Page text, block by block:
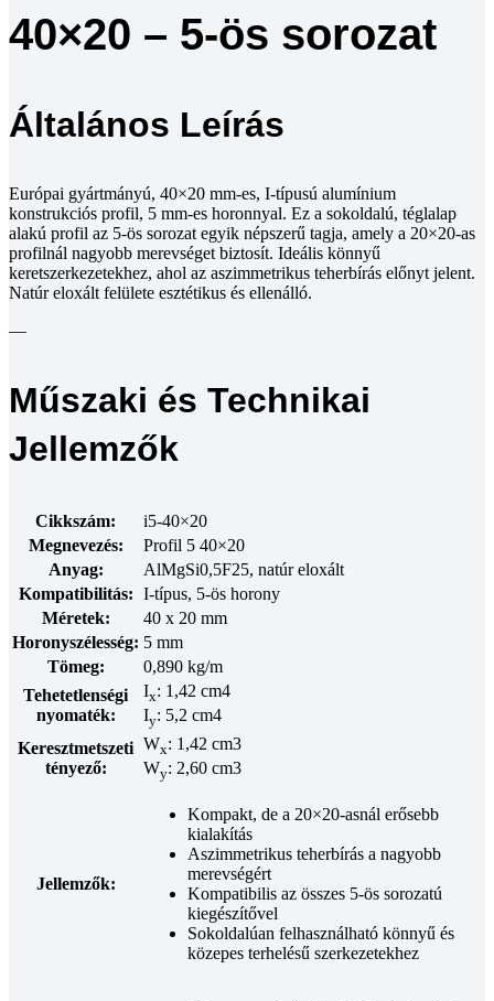
40×20 – 5-ös sorozat
Általános Leírás
Európai gyártmányú, 40×20 mm-es, I-típusú alumínium
konstrukciós profil, 5 mm-es horonnyal. Ez a sokoldalú, téglalap
alakú profil az 5-ös sorozat egyik népszerű tagja, amely a 20×20-as
profilnál nagyobb merevséget biztosít. Ideális könnyű
keretszerkezetekhez, ahol az aszimmetrikus teherbírás előnyt jelent.
Natúr eloxált felülete esztétikus és ellenálló.
—
Műszaki és Technikai
Jellemzők
Cikkszám:
i5-40×20
Megnevezés:
Profil 5 40×20
Anyag:
AlMgSi0,5F25, natúr eloxált
Kompatibilitás: I-típus, 5-ös horony
Méretek:
40 x 20 mm
Horonyszélesség: 5 mm
Tömeg:
0,890 kg/m
Tehetetlenségi
nyomaték:
Ix: 1,42 cm4
Iy: 5,2 cm4
Keresztmetszeti
tényező:
Wx: 1,42 cm3
Wy: 2,60 cm3
Jellemzők:
Kompakt, de a 20×20-asnál erősebb
kialakítás
Aszimmetrikus teherbírás a nagyobb
merevségért
Kompatibilis az összes 5-ös sorozatú
kiegészítővel
Sokoldalúan felhasználható könnyű és
közepes terhelésű szerkezetekhez